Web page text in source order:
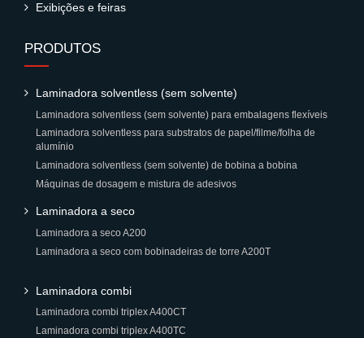
Exibições e feiras
PRODUTOS
Laminadora solventless (sem solvente)
Laminadora solventless (sem solvente) para embalagens flexíveis
Laminadora solventless para substratos de papel/filme/folha de
alumínio
Laminadora solventless (sem solvente) de bobina a bobina
Máquinas de dosagem e mistura de adesivos
Laminadora a seco
Laminadora a seco A200
Laminadora a seco com bobinadeiras de torre A200T
Laminadora combi
Laminadora combi triplex A400CT
Laminadora combi triplex A400TC